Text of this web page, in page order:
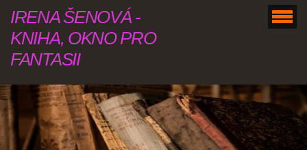
IRENA ŠENOVÁ -
KNIHA, OKNO PRO
FANTASII